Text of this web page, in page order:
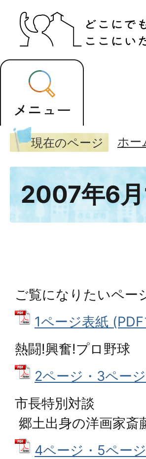
現在のページ ホー
2007年6
ご覧になりたいペー
1ページ表紙
熱闘!興奮!プロ野球
2ページ・3ペー
市長特別対談
郷土出身の洋画家斎
4ページ・5ペー